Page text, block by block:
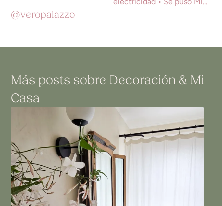
@veropalazzo
Más posts sobre Decoración & Mi
Casa